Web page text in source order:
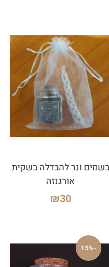
בשמים ונר להבדלה בשקית
אורגנזה
₪30
-15%